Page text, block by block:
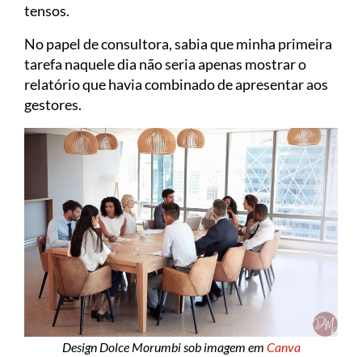
tensos.
No papel de consultora, sabia que minha primeira
tarefa naquele dia não seria apenas mostrar o
relatório que havia combinado de apresentar aos
gestores.
Design Dolce Morumbi sob imagem em Canva